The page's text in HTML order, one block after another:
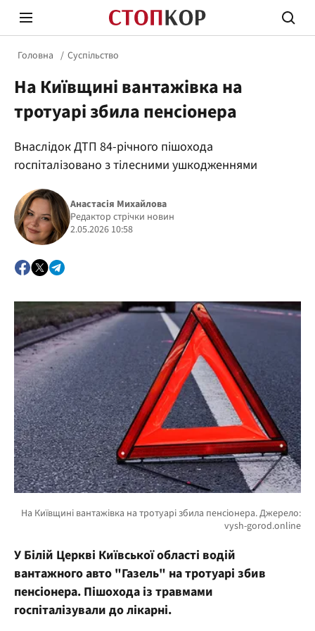
Стоп Політичній Корупції
Політика
Головна Суспільство
На Київщині вантажівка на
тротуарі збила пенсіонера
Внаслідок ДТП 84-річного пішохода
госпіталізовано з тілесними ушкодженнями
Анастасія Михайлова
Редактор стрічки новин
2.05.2026 10:58
У Білій Церкві Київської області водій
вантажного авто "Газель" на тротуарі збив
пенсіонера. Пішохода із травмами
госпіталізували до лікарні.